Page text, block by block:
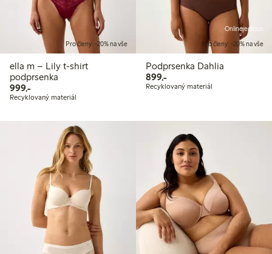
Pro členy: -20% na vše
ella m – Lily t-shirt
podprsenka
999,-999,00 Kč
Recyklovaný materiál
Online edition
Pro členy: -20% na vše
Podprsenka Dahlia
899,-899,00 Kč
Recyklovaný materiál